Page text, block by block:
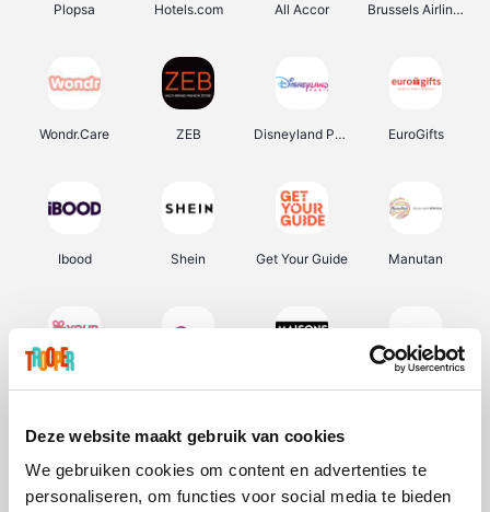
Deze website maakt gebruik van cookies
We gebruiken cookies om content en advertenties te
personaliseren, om functies voor social media te bieden
Plopsa Hotels.com All Accor Brussels Airlines
Wondr.Care ZEB Disneyland Paris EuroGifts
Ibood Shein Get Your Guide Manutan